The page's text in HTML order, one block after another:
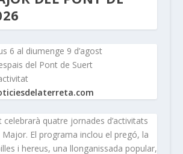
6 al diumenge 9 d’agost
del Pont de Suert
celebrarà quatre jornades d’activitats
Major. El programa inclou el pregó, la
i hereus, una llonganissada popular,